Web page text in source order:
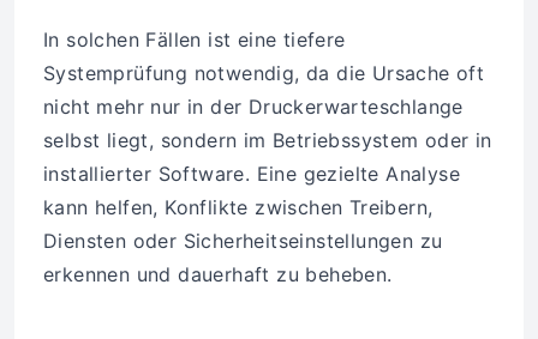
In solchen Fällen ist eine tiefere
Systemprüfung notwendig, da die Ursache oft
nicht mehr nur in der Druckerwarteschlange
selbst liegt, sondern im Betriebssystem oder in
installierter Software. Eine gezielte Analyse
kann helfen, Konflikte zwischen Treibern,
Diensten oder Sicherheitseinstellungen zu
erkennen und dauerhaft zu beheben.